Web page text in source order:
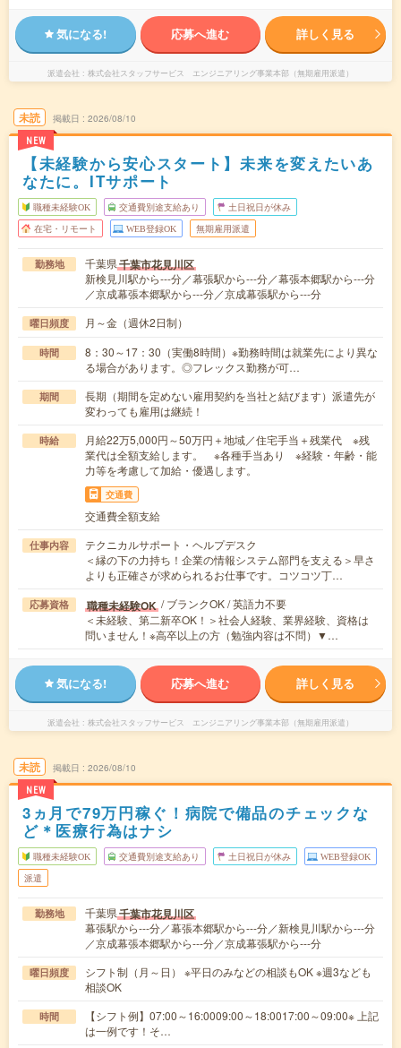
気になる! 応募へ進む 詳しく見る
派遣会社 株式会社スタッフサービス エンジニアリング事業本部（無期雇用派遣）
未読
NEW
掲載日 2026/08/10
【未経験から安心スタート】未来を変えたいあ
なたに。ITサポート
職種未経験OK 交通費別途支給あり 土日祝日が休み
在宅・リモート WEB登録OK 無期雇用派遣
勤務地 千葉県千葉市花見川区
新検見川駅から---分／幕張駅から---分／幕張本郷駅から---分
／京成幕張本郷駅から---分／京成幕張駅から---分
曜日頻度 月～金（週休2日制）
時間
8：30～17：30（実働8時間）※勤務時間は就業先により異な
る場合があります。◎フレックス勤務が可…
期間
長期（期間を定めない雇用契約を当社と結びます）派遣先が
変わっても雇用は継続！
時給
月給22万5,000円～50万円＋地域／住宅手当＋残業代 ※残
業代は全額支給します。 ※各種手当あり ※経験・年齢・能
力等を考慮して加給・優遇します。
交通費
交通費全額支給
仕事内容
テクニカルサポート・ヘルプデスク
＜縁の下の力持ち！企業の情報システム部門を支える＞早さ
よりも正確さが求められるお仕事です。コツコツ丁…
応募資格 職種未経験OK / ブランクOK / 英語力不要
＜未経験、第二新卒OK！＞社会人経験、業界経験、資格は
問いません！※高卒以上の方（勉強内容は不問）▼…
気になる! 応募へ進む 詳しく見る
派遣会社 株式会社スタッフサービス エンジニアリング事業本部（無期雇用派遣）
未読
NEW
掲載日 2026/08/10
3ヵ月で79万円稼ぐ！病院で備品のチェックな
ど＊医療行為はナシ
職種未経験OK 交通費別途支給あり 土日祝日が休み WEB登録OK
派遣
勤務地 千葉県千葉市花見川区
幕張駅から---分／幕張本郷駅から---分／新検見川駅から---分
／京成幕張本郷駅から---分／京成幕張駅から---分
曜日頻度
シフト制（月～日） ※平日のみなどの相談もOK ※週3なども
相談OK
時間
【シフト例】07:00～16:0009:00～18:0017:00～09:00※ 上記
は一例です！そ…